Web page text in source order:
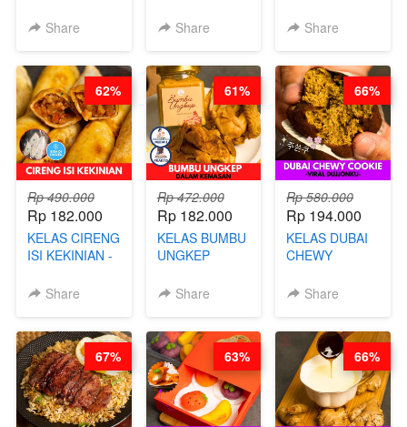
KEKINIAN -
WIJSMAN- BY
CHEF DITA
Share
KERING
Share
MEAL
BARISTA
ARISUDANA
Share
Rp 490.000
Rp 182.000
KELAS CIRENG
ISI KEKINIAN -
Share
62%
Rp 472.000
Rp 182.000
KELAS BUMBU
UNGKEP
KEMASAN - BY
Share
61%
Rp 580.000
Rp 194.000
KELAS DUBAI
CHEWY
VIRAL
DITA
Share
66%
67% 63% 66%